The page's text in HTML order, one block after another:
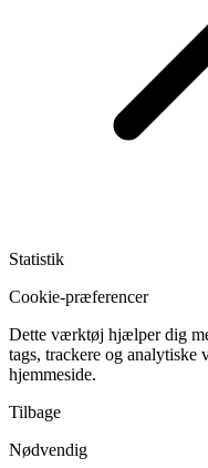
Statistik
Cookie-præferencer
Dette værktøj hjælper dig
tags, trackere og analytiske
hjemmeside.
Tilbage
Nødvendig